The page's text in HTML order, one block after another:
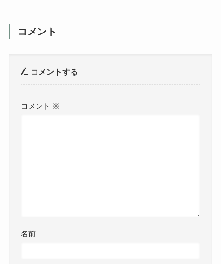
コメント
コメントする
コメント ※
名前